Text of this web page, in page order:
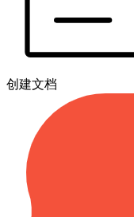
创建文档